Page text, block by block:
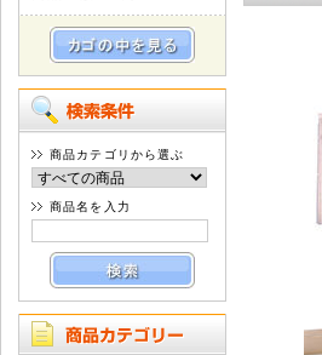
商品カテゴリから選ぶ
商品名を入力